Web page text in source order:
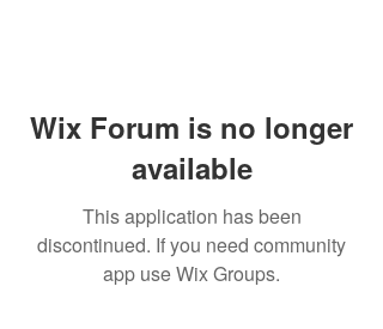
Wix Forum is no longer
available
This application has been
discontinued. If you need community
app use Wix Groups.